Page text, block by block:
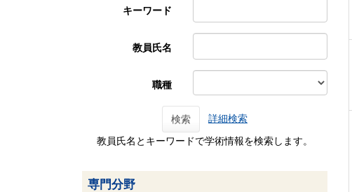
キーワード
教員氏名
職種
検索 詳細検索
教員氏名とキーワードで学術情報を検索します。
専門分野